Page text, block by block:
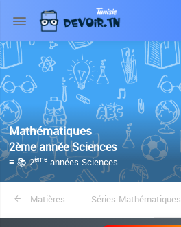
Mathématiques
2ème année Sciences
≡ 📚 2ème années Sciences
Matières Séries Mathématiques